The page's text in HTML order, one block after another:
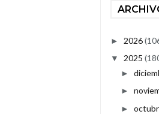
► 2026
▼ 2025
►
►
►